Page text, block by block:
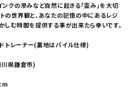
ンクの滲みなど自然に起きる「歪み」を大切
の世界観と、あなたの記憶の中にあるレジ
しむ時間を提供する事が出来たら幸いです。
トレーナー(裏地はパイル仕様)
県鎌倉市)